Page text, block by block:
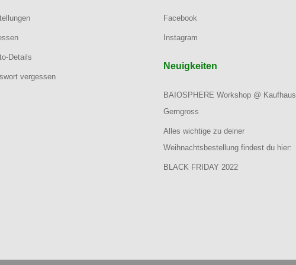
Details
vergessen
Facebook
Instagram
Neuigkeiten
BAIOSPHERE Workshop @ Kaufhaus
Gerngross
Alles wichtige zu deiner
Weihnachtsbestellung findest du hier:
BLACK FRIDAY 2022